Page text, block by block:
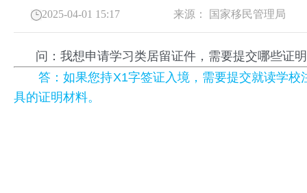
2025-04-01 15:17 来源： 国家移民管理局
问：我想申请学习类居留证件，需要提交哪些证
答：如果您持X1字签证入境，需要提交就读学
具的证明材料。